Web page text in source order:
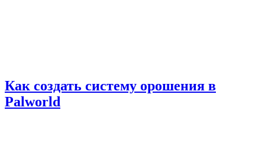
Как создать систему орошения в
Palworld